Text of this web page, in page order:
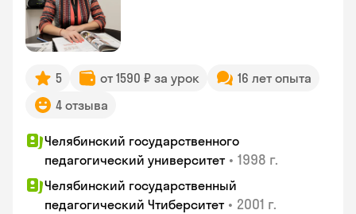
5 от 1590 ₽ за урок
16 лет опыта
4 отзыва
Челябинский государственного
педагогический университет • 1998 г.
Челябинский государственный
педагогический Чтиберситет • 2001 г.